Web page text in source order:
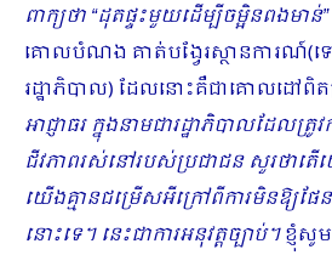
ពាក្យថា “ដុតផ្ទះមួយដើម្បីចម្អិនពងមាន់”
គោលបំណង គាត់បង្វែរស្ថានការណ៍(ទ
រដ្ឋាភិបាល) ដែលនោះគឺជាគោលដៅពិ
អាជ្ញាធរ ក្នុងនាមជារដ្ឋាភិបាលដែលត្រូវ
ជីវភាពរស់នៅរបស់ប្រជាជន សួរថាតើយ
យើងគ្មានជម្រើសអីក្រៅពីការមិនឱ្យផ
នោះទេ។ នេះជាការអនុវត្តច្បាប់។ខ្ញុំសូ